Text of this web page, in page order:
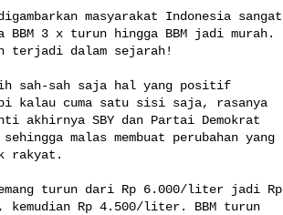
masyarakat Indonesia sangat
BBM 3 x turun hingga BBM jadi murah.
terjadi dalam sejarah!
sah-sah saja hal yang positif
kalau cuma satu sisi saja, rasanya
akhirnya SBY dan Partai Demokrat
malas membuat perubahan yang
rakyat.
turun dari Rp 6.000/liter jadi Rp
kemudian Rp 4.500/liter. BBM turun